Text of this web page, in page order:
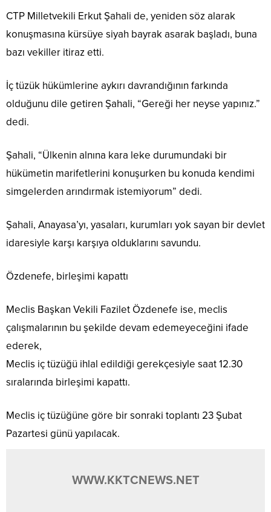
CTP Milletvekili Erkut Şahali de, yeniden söz alarak
konuşmasına kürsüye siyah bayrak asarak başladı, buna
bazı vekiller itiraz etti.
İç tüzük hükümlerine aykırı davrandığının farkında
olduğunu dile getiren Şahali, “Gereği her neyse yapınız.”
dedi.
Şahali, “Ülkenin alnına kara leke durumundaki bir
hükümetin marifetlerini konuşurken bu konuda kendimi
simgelerden arındırmak istemiyorum” dedi.
Şahali, Anayasa’yı, yasaları, kurumları yok sayan bir devlet
idaresiyle karşı karşıya olduklarını savundu.
Özdenefe, birleşimi kapattı
Meclis Başkan Vekili Fazilet Özdenefe ise, meclis
çalışmalarının bu şekilde devam edemeyeceğini ifade
ederek,
Meclis iç tüzüğü ihlal edildiği gerekçesiyle saat 12.30
sıralarında birleşimi kapattı.
Meclis iç tüzüğüne göre bir sonraki toplantı 23 Şubat
Pazartesi günü yapılacak.
WWW.KKTCNEWS.NET